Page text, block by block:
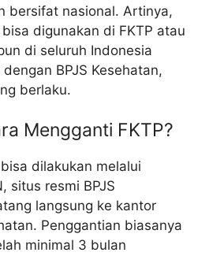
bersifat nasional. Artinya,
digunakan di FKTP atau
di seluruh Indonesia
BPJS Kesehatan,
berlaku.
Mengganti FKTP?
dilakukan melalui
situs resmi BPJS
langsung ke kantor
Penggantian biasanya
minimal 3 bulan